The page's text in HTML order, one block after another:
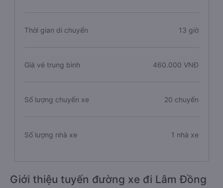
Thời gian di chuyển 13 giờ
Giá vé trung bình 460.000 VNĐ
Số lượng chuyến xe 20 chuyến
Số lượng nhà xe 1 nhà xe
Giới thiệu tuyến đường xe đi Lâm Đồng